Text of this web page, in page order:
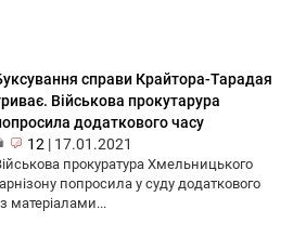
справи Крайтора-Тарадая
Військова прокутарура
додаткового часу
12 | 17.01.2021
прокуратура Хмельницького
попросила у суду додаткового
матеріалами...